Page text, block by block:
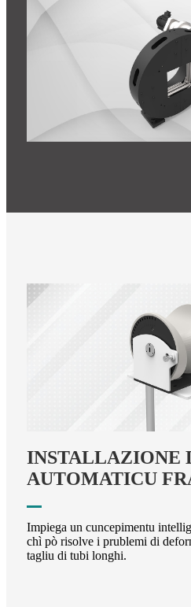
INSTALLAZIONE
AUTOMATICU
Impiega un cuncepimentu
chì pò risolve i prublemi di
tagliu di tubi longhi.